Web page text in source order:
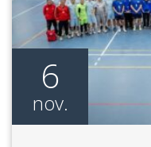
6
nov.